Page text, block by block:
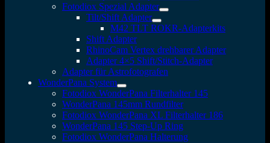
Fotodiox Spezial Adapter
Tilt/Shift Adapter
M42 TLT ROKR-Adapterkits
Shift Adapter
RhinoCam Vertex drehbarer Adapter
Adapter 4×5 Shift/Stitch-Adapter
Adapter für Astrofotografen
WonderPana System
Fotodiox WonderPana Filterhalter 145
WonderPana 145mm Rundfilter
Fotodiox WonderPana XL Filterhalter 186
WonderPana 145 Step-Up Ring
Fotodiox WonderPana Halterung